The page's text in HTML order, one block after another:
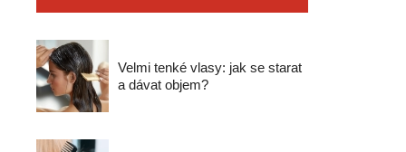
Velmi tenké vlasy: jak se starat
a dávat objem?